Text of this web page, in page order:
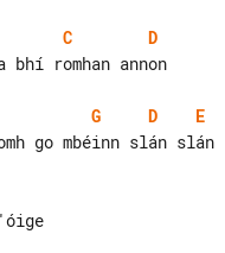
C
D
bhí romhan annon
G D
E
go mbéinn slán slán